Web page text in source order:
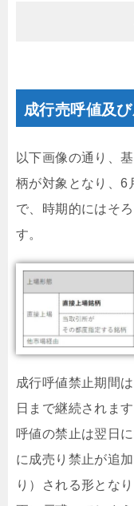
成行売呼値及
以下画像の通り、
柄が対象となり、6
で、時期的にはそ
す。
成行呼値禁止期間
日まで継続されま
呼値の禁止は翌日
に成売り禁止が追
り）される形とな